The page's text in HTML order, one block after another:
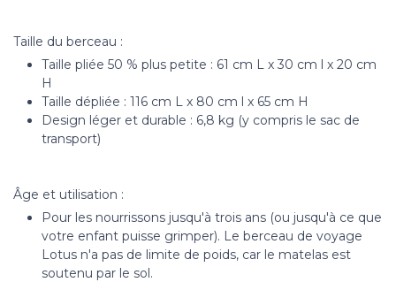
Taille du berceau :
Taille pliée 50 % plus petite : 61 cm L x 30 cm l x 20 cm
H
Taille dépliée : 116 cm L x 80 cm l x 65 cm H
Design léger et durable : 6,8 kg (y compris le sac de
transport)
Âge et utilisation :
Pour les nourrissons jusqu'à trois ans (ou jusqu'à ce que
votre enfant puisse grimper). Le berceau de voyage
Lotus n'a pas de limite de poids, car le matelas est
soutenu par le sol.